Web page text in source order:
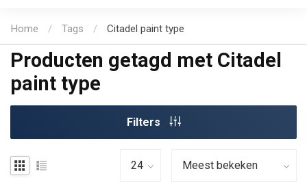
Home / Tags / Citadel paint type
Producten getagd met Citadel
paint type
Filters